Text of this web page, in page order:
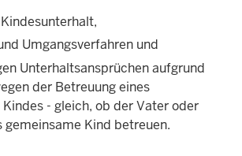
Umgangsverfahren und
Unterhaltsansprüchen aufgrund
der Betreuung eines
- gleich, ob der Vater oder
Kind betreuen.